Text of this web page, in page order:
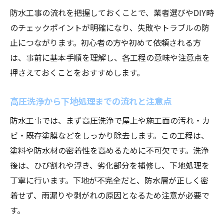
防水工事の流れを把握しておくことで、業者選びやDIY時
のチェックポイントが明確になり、失敗やトラブルの防
止につながります。初心者の方や初めて依頼される方
は、事前に基本手順を理解し、各工程の意味や注意点を
押さえておくことをおすすめします。
高圧洗浄から下地処理までの流れと注意点
防水工事では、まず高圧洗浄で屋上や施工面の汚れ・カ
ビ・既存塗膜などをしっかり除去します。この工程は、
塗料や防水材の密着性を高めるために不可欠です。洗浄
後は、ひび割れや浮き、劣化部分を補修し、下地処理を
丁寧に行います。下地が不完全だと、防水層が正しく密
着せず、雨漏りや剥がれの原因となるため注意が必要で
す。